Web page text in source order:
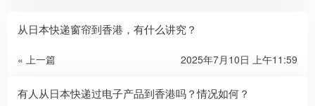
从日本快递窗帘到香港，有什么讲究？
« 上一篇 2025年7月10日 上午11:59
有人从日本快递过电子产品到香港吗？情况如何？